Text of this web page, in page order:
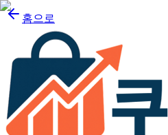
홈으로